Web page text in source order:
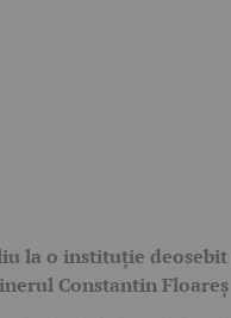
la o instituție
Constantin Floareș